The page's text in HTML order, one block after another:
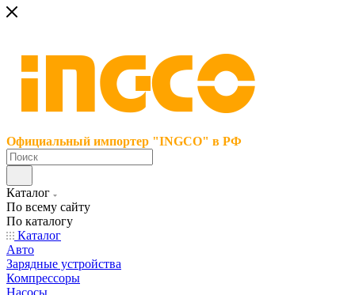
Официальный импортер "INGCO" в РФ
Каталог
По всему сайту
По каталогу
Каталог
Авто
Зарядные устройства
Компрессоры
Насосы